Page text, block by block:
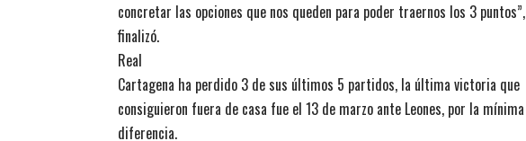
concretar las opciones que nos queden para poder traernos los 3 puntos”,
finalizó.
Real
Cartagena ha perdido 3 de sus últimos 5 partidos, la última victoria que
consiguieron fuera de casa fue el 13 de marzo ante Leones, por la mínima
diferencia.